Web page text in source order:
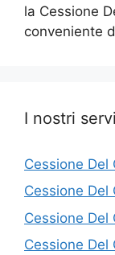
la Cessione
conveniente
I nostri
Cessione Del
Cessione Del
Cessione Del
Cessione Del